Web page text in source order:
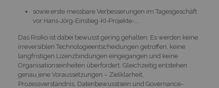
sowie erste messbare Verbesserungen im Tagesgeschäft
vor Hans-Jörg-Einstieg-KI-Projekte-….
Das Risiko ist dabei bewusst gering gehalten: Es werden keine
irreversiblen Technologieentscheidungen getroffen, keine
langfristigen Lizenzbindungen eingegangen und keine
Organisationseinheiten überfordert. Gleichzeitig entstehen
genau jene Voraussetzungen – Zielklarheit,
Prozessverständnis, Datenbewusstsein und Governance-